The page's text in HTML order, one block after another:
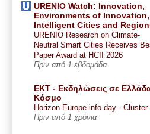
URENIO Watch: Innovation,
Environments of Innovation,
Intelligent Cities and
URENIO Research on Climate-
Neutral Smart Cities Receives
Paper Award at HCII 2026
Πριν από 1 εβδομάδα
ΕΚΤ - Εκδηλώσεις σε
Κόσμο
Horizon Europe info day - Cluster
Πριν από 1 χρόνια